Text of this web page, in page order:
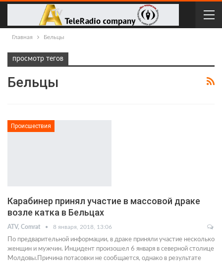
Главная Бельцы
просмотр тегов
Бельцы
Происшествия
Карабинер принял участие в массовой драке
возле катка в Бельцах
ATV, Comrat 8 января, 2018, 13:06
По предварительной информации, в драке приняли участие несколько
женщин и мужчин. Инцидент произошел 6 января в северной столице
Молдовы.Причина потасовки не сообщается, однако в результате